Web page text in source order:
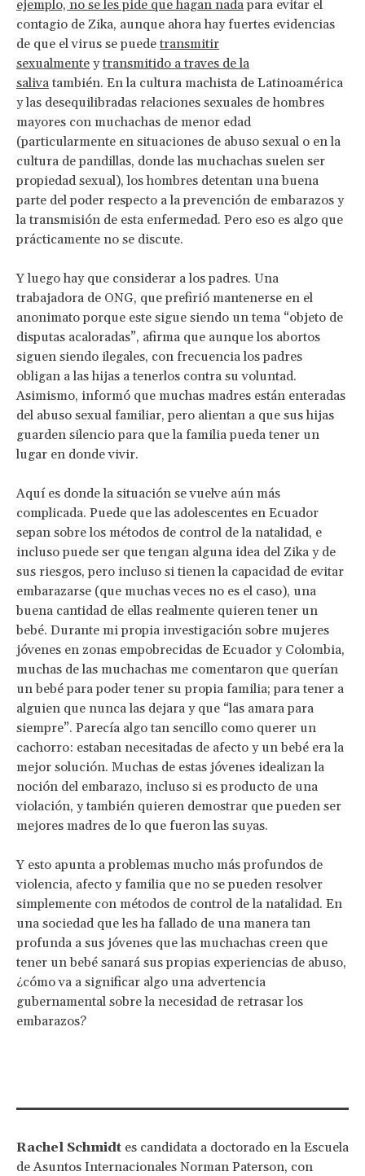
ejemplo, no se les pide que hagan nadapara evitar el
contagio de Zika, aunque ahora hay fuertes evidencias
de que el virus se puede transmitir
sexualmente ytransmitido a traves de la
saliva también. En la cultura machista de Latinoamérica
y las desequilibradas relaciones sexuales de hombres
mayores con muchachas de menor edad
(particularmente en situaciones de abuso sexual o en la
cultura de pandillas, donde las muchachas suelen ser
propiedad sexual), los hombres detentan una buena
parte del poder respecto a la prevención de embarazos y
la transmisión de esta enfermedad. Pero eso es algo que
prácticamente no se discute.
Y luego hay que considerar a los padres. Una
trabajadora de ONG, que prefirió mantenerse en el
anonimato porque este sigue siendo un tema “objeto de
disputas acaloradas”, afirma que aunque los abortos
siguen siendo ilegales, con frecuencia los padres
obligan a las hijas a tenerlos contra su voluntad.
Asimismo, informó que muchas madres están enteradas
del abuso sexual familiar, pero alientan a que sus hijas
guarden silencio para que la familia pueda tener un
lugar en donde vivir.
Aquí es donde la situación se vuelve aún más
complicada. Puede que las adolescentes en Ecuador
sepan sobre los métodos de control de la natalidad, e
incluso puede ser que tengan alguna idea del Zika y de
sus riesgos, pero incluso si tienen la capacidad de evitar
embarazarse (que muchas veces no es el caso), una
buena cantidad de ellas realmente quieren tener un
bebé. Durante mi propia investigación sobre mujeres
jóvenes en zonas empobrecidas de Ecuador y Colombia,
muchas de las muchachas me comentaron que querían
un bebé para poder tener su propia familia; para tener a
alguien que nunca las dejara y que “las amara para
siempre”. Parecía algo tan sencillo como querer un
cachorro: estaban necesitadas de afecto y un bebé era la
mejor solución. Muchas de estas jóvenes idealizan la
noción del embarazo, incluso si es producto de una
violación, y también quieren demostrar que pueden ser
mejores madres de lo que fueron las suyas.
Y esto apunta a problemas mucho más profundos de
violencia, afecto y familia que no se pueden resolver
simplemente con métodos de control de la natalidad. En
una sociedad que les ha fallado de una manera tan
profunda a sus jóvenes que las muchachas creen que
tener un bebé sanará sus propias experiencias de abuso,
¿cómo va a significar algo una advertencia
gubernamental sobre la necesidad de retrasar los
embarazos?
Rachel Schmidt es candidata a doctorado en la Escuela
de Asuntos Internacionales Norman Paterson, con